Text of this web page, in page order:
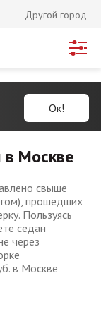
Другой город
Ок!
Москве
свыше
прошедших
Пользуясь
седан
через
в Москве